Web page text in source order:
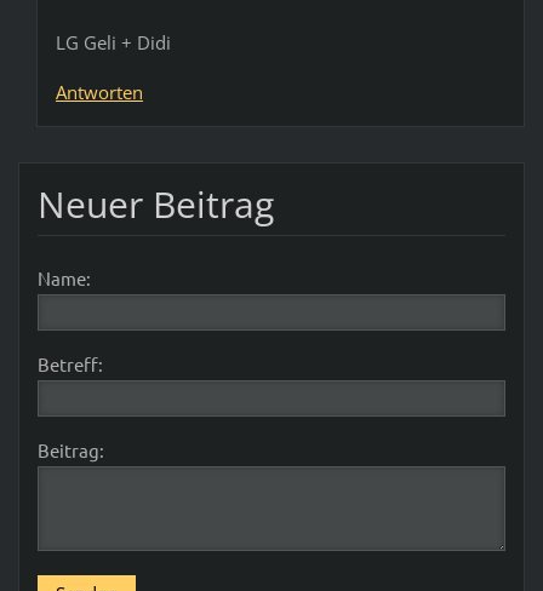
LG Geli + Didi
Antworten
Neuer Beitrag
Name:
Betreff:
Beitrag: